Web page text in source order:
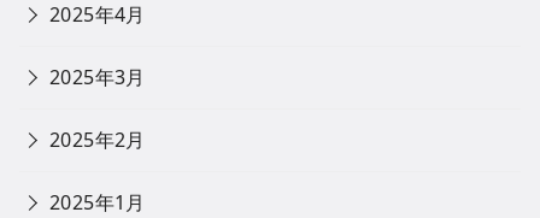
2025年4月
2025年3月
2025年2月
2025年1月